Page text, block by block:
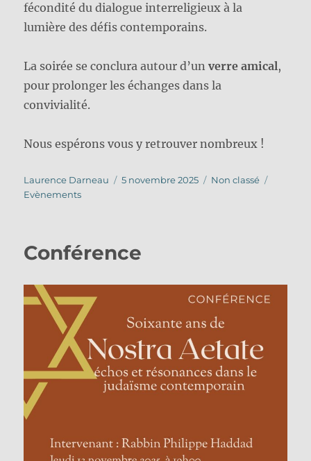
fécondité du dialogue interreligieux à la
lumière des défis contemporains.
La soirée se conclura autour d’unverre amical,
pour prolonger les échanges dans la
convivialité.
Nous espérons vous y retrouver nombreux !
Auteur
Laurence Darneau
Publié
5 novembre 2025 Catégories
Non classé
Evènements
Conférence